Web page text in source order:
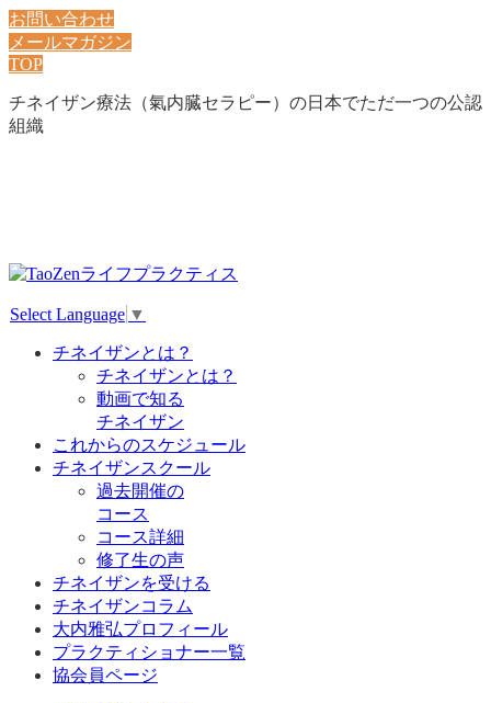
お問い合わせ
メールマガジン
TOP
チネイザン療法（氣内臓セラピー）の日本でただ一つの公認
組織
Select Language ▼
チネイザンとは？
チネイザンとは？
動画で知る
チネイザン
これからのスケジュール
チネイザンスクール
過去開催の
コース
コース詳細
修了生の声
チネイザンを受ける
チネイザンコラム
大内雅弘プロフィール
プラクティショナー一覧
協会員ページ